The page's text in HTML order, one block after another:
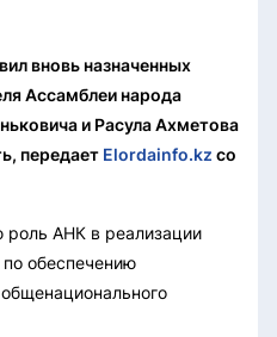
вновь назначенных
Ассамблеи народа
и Расула Ахметова
передает Elordainfo.kz со
роль АНК в реализации
по обеспечению